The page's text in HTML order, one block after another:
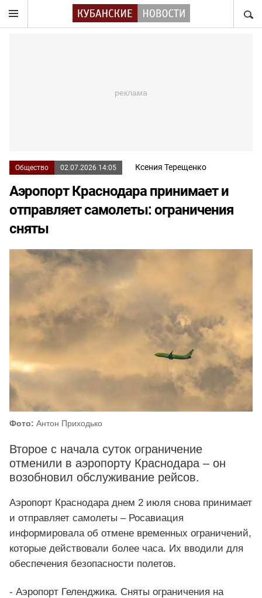
Общество 02.07.2026 14:05 Ксения Терещенко
Аэропорт Краснодара принимает и
отправляет самолеты: ограничения
сняты
Фото: Антон Приходько
Второе с начала суток ограничение
отменили в аэропорту Краснодара – он
возобновил обслуживание рейсов.
Аэропорт Краснодара днем 2 июля снова принимает
и отправляет самолеты – Росавиация
информировала об отмене временных ограничений,
которые действовали более часа. Их вводили для
обеспечения безопасности полетов.
- Аэропорт Геленджика. Сняты ограничения на